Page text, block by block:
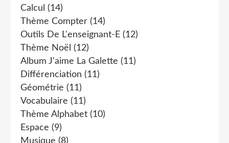
Calcul (14)
Thème Compter (14)
Outils De L'enseignant-E (12)
Thème Noël (12)
Album J'aime La Galette (11)
Différenciation (11)
Géométrie (11)
Vocabulaire (11)
Thème Alphabet (10)
Espace (9)
Musique (8)